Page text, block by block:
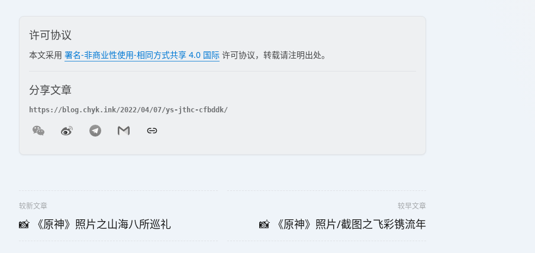
许可协议
本文采用 署名-非商业性使用-相同方式共享 4.0 国际 许可协议，转载请注明出处。
分享文章
较新文章
📸 《原神》照片之山海八所巡礼
较早文章
📸 《原神》照片/截图之飞彩镌流年